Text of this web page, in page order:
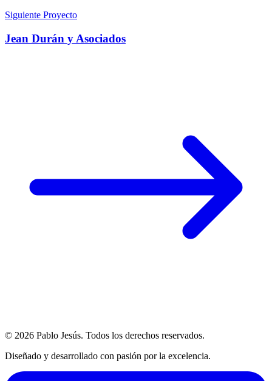
Siguiente Proyecto
Jean Durán y Asociados
© 2026 Pablo Jesús. Todos los derechos reservados.
Diseñado y desarrollado con pasión por la excelencia.